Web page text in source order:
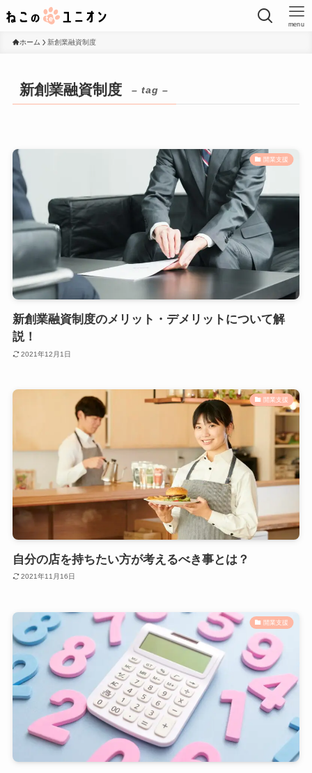
menu
ホーム 新創業融資制度
新創業融資制度 – tag –
開業支援
新創業融資制度のメリット・デメリットについて解
説！
2021年12月1日
開業支援
自分の店を持ちたい方が考えるべき事とは？
2021年11月16日
開業支援